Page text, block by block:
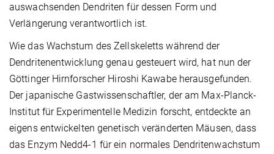
auswachsenden Dendriten für dessen Form und
Verlängerung verantwortlich ist.
Wie das Wachstum des Zellskeletts während der
Dendritenentwicklung genau gesteuert wird, hat nun der
Göttinger Hirnforscher Hiroshi Kawabe herausgefunden.
Der japanische Gastwissenschaftler, der am Max-Planck-
Institut für Experimentelle Medizin forscht, entdeckte an
eigens entwickelten genetisch veränderten Mäusen, dass
das Enzym Nedd4-1 für ein normales Dendritenwachstum